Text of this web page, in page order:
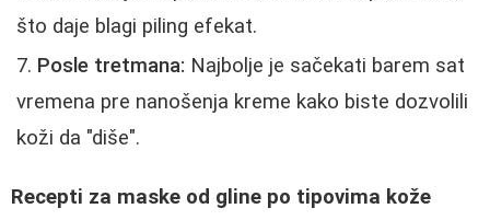
što daje blagi piling efekat.
Posle tretmana: Najbolje je sačekati barem sat
vremena pre nanošenja kreme kako biste dozvolili
koži da "diše".
Recepti za maske od gline po tipovima kože